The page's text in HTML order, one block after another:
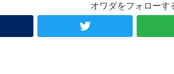
オワダをフォローす